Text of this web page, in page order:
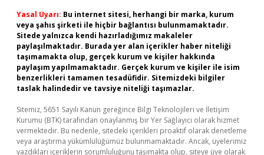
Yasal Uyarı: Bu internet sitesi, herhangi bir marka, kurum
veya şahıs şirketi ile hiçbir bağlantısı bulunmamaktadır.
Sitede yalnızca kendi hazırladığımız makaleler
paylaşılmaktadır. Burada yer alan içerikler haber niteliği
taşımamakta olup, gerçek kurum ve kişiler hakkında
paylaşım yapılmamaktadır. Gerçek kurum ve kişiler ile isim
benzerlikleri tamamen tesadüfidir. Sitemizdeki bilgiler
taslak halindedir ve tavsiye niteliği taşımazlar.
Sitemiz, 5651 Sayılı Kanun gereğince Bilgi Teknolojileri ve İletişim
Kurumu (BTK) tarafından onaylanmış bir Yer Sağlayıcı olarak hizmet
vermektedir. Bu nedenle, sitedeki içerikleri proaktif olarak denetleme
veya araştırma yükümlülüğümüz bulunmamaktadır. Ancak, üyelerimiz
yazdıkları içeriklerin sorumluluğunu taşımakta olup, siteye üye olarak